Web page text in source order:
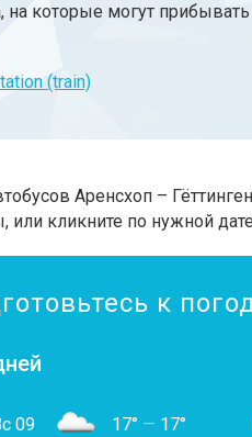
на которые могут
(train)
Аренсхоп –
или кликните по нужной
к
09 17° — 17°